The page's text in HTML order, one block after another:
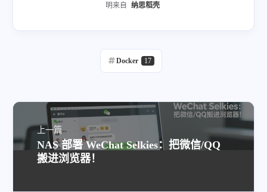
明来自 纳思稻壳
Docker 17
上一篇
NAS 部署 WeChat Selkies：把微信/QQ
搬进浏览器！